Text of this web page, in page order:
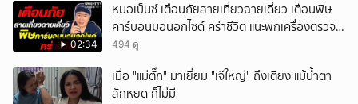
02:34
หมอเบ็นซ์ เตือนภัยสายเที่ยวฉายเดี่ยว เตือนพิษ
คาร์บอนมอนอกไซด์ คร่าชีวิต แนะพกเครื่องตรวจ
วัดติดตัว
494 ดู
เมื่อ "แม่ตั๊ก" มาเยี่ยม "เจ๊ใหญ่" ถึงเตียง แม้น้ำตา
สักหยด ก็ไม่มี